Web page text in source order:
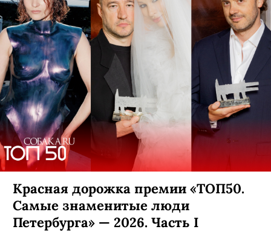
Красная дорожка премии «ТОП50.
Самые знаменитые люди
Петербурга» — 2026. Часть I